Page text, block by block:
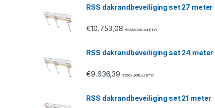
RSS dakrandbeveiliging set 27 meter
€10.753,08 €8.886,84Excl. BTW
RSS dakrandbeveiliging set 24 meter
€9.636,39 €7.963,96Excl. BTW
RSS dakrandbeveiliging set 21 meter